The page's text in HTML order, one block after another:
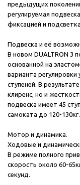
предыдущих
регулируемая
фиксацией и
Подвеска и её
В новом DUALTRON 3
основанной на
варианта регулировки
ступеней. В
клиренс, но и
подвеска имеет 45
самоката до 120-
Мотор и динамика.
Ходовые и
В режиме полного
скорость около 60-
секунд.